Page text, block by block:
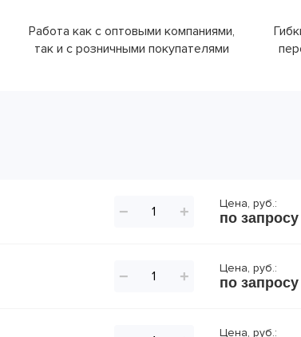
Работа как с оптовыми компаниями,
так и с розничными покупателями
− + Цена, руб.:
по запросу
− + Цена, руб.:
по запросу
Цена, руб.: